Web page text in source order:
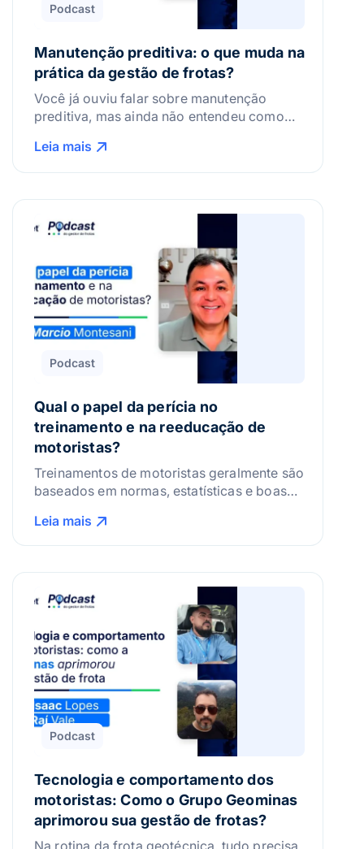
Podcast
Manutenção preditiva: o que muda na
prática da gestão de frotas?
Você já ouviu falar sobre manutenção
preditiva, mas ainda não entendeu como
frota? Ou talvez pense que esse tipo de
controle só serve para operações maiores,
gente vai mostrar que não é bem assim.
Vamos entender, com quem está na […]
Leia mais
Podcast
Qual o papel da perícia no
treinamento e na reeducação de
motoristas?
Treinamentos de motoristas geralmente são
baseados em normas, estatísticas e boas
construídos a partir da realidade da sua
frota? Hoje, vamos conversar com um
está o erro e como evitá-lo. Nosso
convidado é perito em acidentes […]
Leia mais
Podcast
Tecnologia e comportamento dos
motoristas: Como o Grupo Geominas
aprimorou sua gestão de frotas?
Na rotina da frota geotécnica, tudo precisa